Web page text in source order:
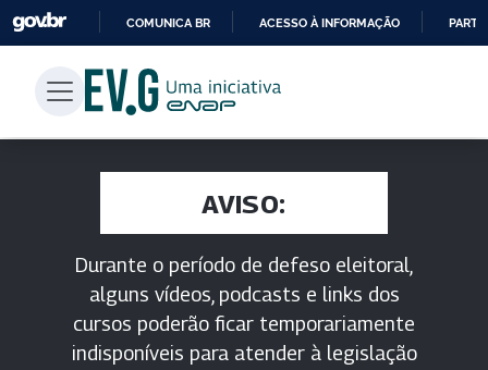
PARA
CONTEÚDO
COMUNICA BR ACESSO À INFORMAÇÃO
AVISO:
Durante o período de defeso eleitoral,
alguns vídeos, podcasts e links dos
cursos poderão ficar temporariamente
indisponíveis para atender à legislação